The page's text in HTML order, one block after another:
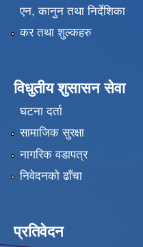
एन, कानुन तथा निर्देशिका
कर तथा शुल्कहरु
विधुतीय शुसासन सेवा
घटना दर्ता
सामाजिक सुरक्षा
नागरिक वडापत्र
निवेदनको ढाँचा
प्रतिवेदन